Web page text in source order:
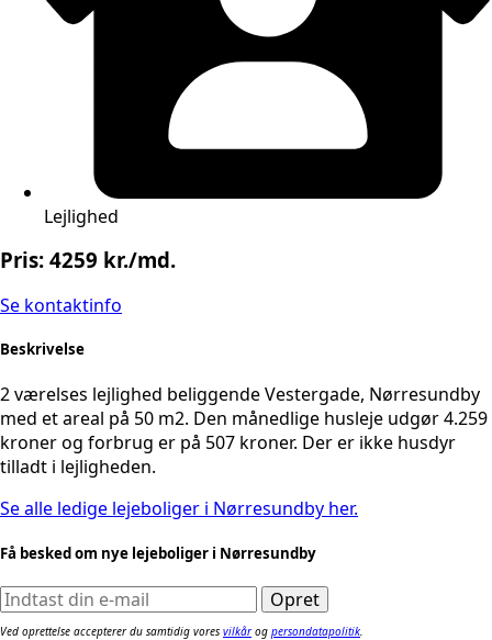
Lejlighed
Pris: 4259 kr./md.
Se kontaktinfo
Beskrivelse
2 værelses lejlighed beliggende Vestergade, Nørresundby
med et areal på 50 m2. Den månedlige husleje udgør 4.259
kroner og forbrug er på 507 kroner. Der er ikke husdyr
tilladt i lejligheden.
Se alle ledige lejeboliger i Nørresundby her.
Få besked om nye lejeboliger i Nørresundby
Ved oprettelse accepterer du samtidig vores vilkårog persondatapolitik